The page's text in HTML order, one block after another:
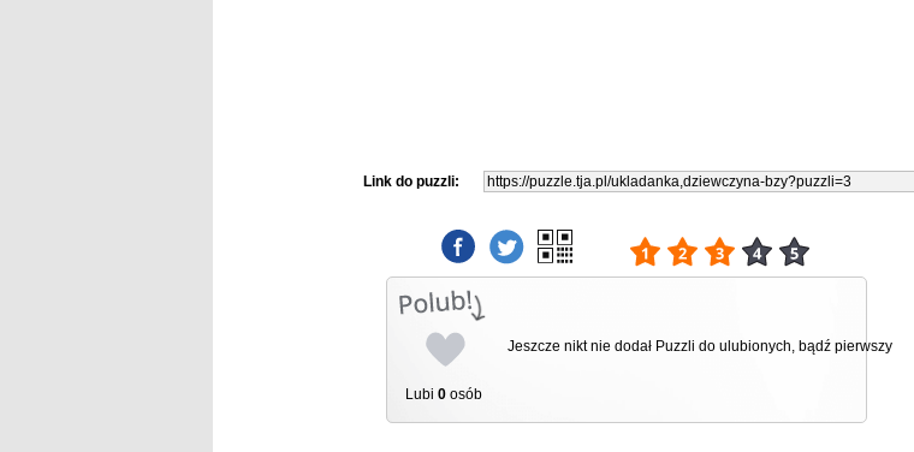
Link do puzzli:
Lubi 0osób
Jeszcze nikt nie dodał Puzzli do ulubionych, bądź pierwszy